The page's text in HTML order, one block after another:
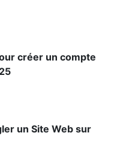
créer un compte
un Site Web sur